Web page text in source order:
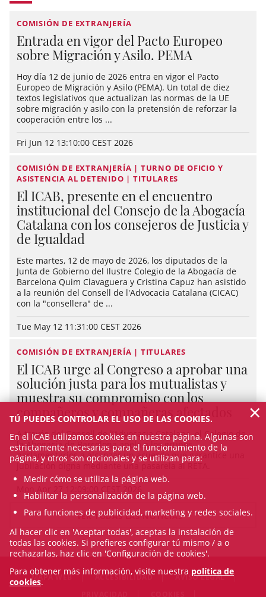
COMISIÓN DE EXTRANJERÍA
Entrada en vigor del Pacto Europeo
sobre Migración y Asilo. PEMA
Hoy día 12 de junio de 2026 entra en vigor el Pacto
Europeo de Migración y Asilo (PEMA). Un total de diez
textos legislativos que actualizan las normas de la UE
sobre migración y asilo con la pretensión de reforzar la
cooperación entre los ...
Fri Jun 12 13:10:00 CEST 2026
COMISIÓN DE EXTRANJERÍA | TURNO DE OFICIO Y
ASISTENCIA AL DETENIDO | TITULARES
El ICAB, presente en el encuentro
institucional del Consejo de la Abogacía
Catalana con los consejeros de Justicia y
de Igualdad
Este martes, 12 de mayo de 2026, los diputados de la
Junta de Gobierno del Ilustre Colegio de la Abogacía de
Barcelona Quim Clavaguera y Cristina Capuz han asistido
a la reunión del Consell de l'Advocacia Catalana (CICAC)
con la "consellera" de ...
Tue May 12 11:31:00 CEST 2026
COMISIÓN DE EXTRANJERÍA | TITULARES
El ICAB urge al Congreso a aprobar una
solución justa para los mutualistas y
muestra su compromiso con los
compañeros y compañeras afectados
A través del Consell de l’Advocacia Catalana, el Colegio de
la Abogacía de Barcelona apela a los grupos
parlamentarios a alcanzar un acuerdo que garantice una
jubilación digna mediante una pasarela al RETA.
VER TODAS LAS NOTICIAS
MAPA WEB ACCESIBILIDAD
AVISO LEGAL
TÚ PUEDES CONTROLAR EL USO DE LAS COOKIES.
En el ICAB utilizamos cookies en nuestra página. Algunas son
estrictamente necesarias para el funcionamiento de la
página, y otros son opcionales y se utilizan para:
Medir cómo se utiliza la página web.
Habilitar la personalización de la página web.
Para funciones de publicidad, marketing y redes sociales.
Al hacer clic en 'Aceptar todas', aceptas la instalación de
todas las cookies. Si prefieres configurar tú mismo / a o
rechazarlas, haz clic en 'Configuración de cookies'.
Para obtener más información, visite nuestra política de
cookies.
×